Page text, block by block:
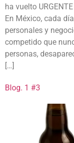
ha vuelto
En México, cada
personales y
competido que
personas,
[…]
Blog. 1 #3